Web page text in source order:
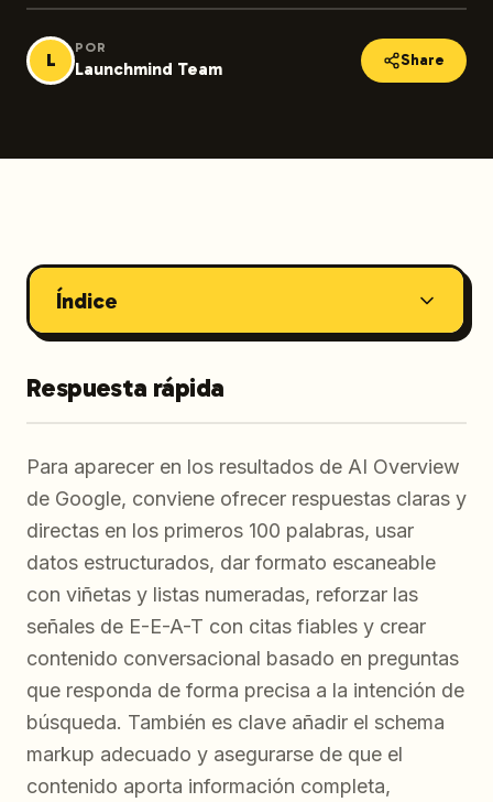
L
POR
Launchmind Team Share
Índice
Respuesta rápida
Para aparecer en los resultados de AI Overview
de Google, conviene ofrecer respuestas claras y
directas en los primeros 100 palabras, usar
datos estructurados, dar formato escaneable
con viñetas y listas numeradas, reforzar las
señales de E-E-A-T con citas fiables y crear
contenido conversacional basado en preguntas
que responda de forma precisa a la intención de
búsqueda. También es clave añadir el schema
markup adecuado y asegurarse de que el
contenido aporta información completa,